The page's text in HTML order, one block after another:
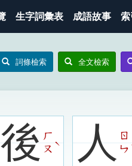
生字詞彙表 成語故事 索
詞條檢索 全文檢索
後ㄏ
ㄡ
ˋ 人ㄖ
ㄣ